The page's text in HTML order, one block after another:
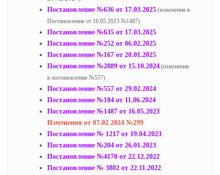
Постановление №636 от 17.03.2025 (изменения в
Постановление от 16.05.2023 №1487)
Постановление №635 от 17.03.2025
Постановление №252 от 06.02.2025
Постановление №167 от 20.01.2025
Постановление №2889 от 15.10.2024 (изменения
в постановление №557)
Постановление №557 от 29.02.2024
Постановление №184 от 11.06.2024
Постановление №1487 от 16.05.2023
Изменения от 07.02.2024 №299
Постановление № 1217 от 19.04.2023
Постановление №204 от 26.01.2023
Постановление №4170 от 22.12.2022
Постановление № 3802 от 22.11.2022